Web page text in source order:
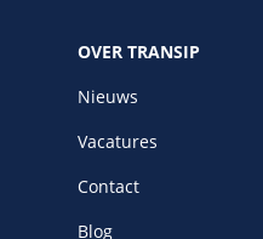
OVER TRANSIP
Nieuws
Vacatures
Contact
Blog